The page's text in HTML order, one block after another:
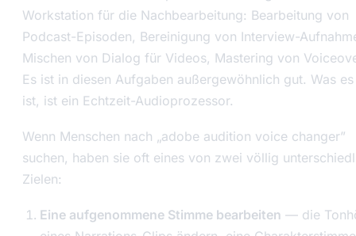
Workstation für die Nachbearbeitung: Bearbeitung von
Podcast-Episoden, Bereinigung von Interview-
Mischen von Dialog für Videos, Mastering von
Es ist in diesen Aufgaben außergewöhnlich gut. Was
ist, ist ein Echtzeit-Audioprozessor.
Wenn Menschen nach „adobe audition voice changer”
suchen, haben sie oft eines von zwei völlig
Zielen:
Eine aufgenommene Stimme bearbeiten — die